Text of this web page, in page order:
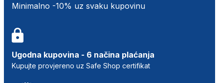
Minimalno -10% uz svaku kupovinu
Ugodna kupovina - 6 načina plaćanja
Kupujte provjereno uz Safe Shop certifikat